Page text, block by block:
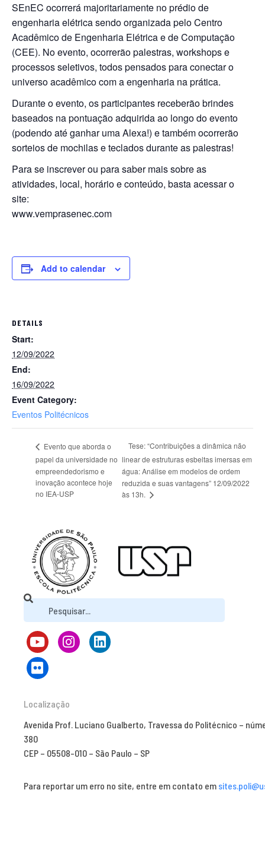
SEnEC ocorrerá majoritariamente no prédio de
engenharia elétrica sendo organizada pelo Centro
Acadêmico de Engenharia Elétrica e de Computação
(CEE). No evento, ocorrerão palestras, workshops e
processos seletivos, todos pensados para conectar o
universo acadêmico com a engenharia na prática.
Durante o evento, os participantes receberão brindes
baseados na pontuação adquirida ao longo do evento
(podendo até ganhar uma Alexa!) e também ocorrerão
sorteios de mochilas e teclados durante as palestras!
Para se inscrever ou para saber mais sobre as
atividades, local, horário e conteúdo, basta acessar o
site:
www.vemprasenec.com
Add to calendar
DETAILS
Start:
12/09/2022
End:
16/09/2022
Event Category:
Eventos Politécnicos
Evento que aborda o
papel da universidade no
empreendedorismo e
inovação acontece hoje
no IEA-USP
Tese: “Contribuições a dinâmica não
linear de estruturas esbeltas imersas em
água: Análise em modelos de ordem
reduzida e suas vantagens” 12/09/2022
às 13h.
Localização
Avenida Prof. Luciano Gualberto, Travessa do Politécnico –
380
CEP – 05508-010 – São Paulo – SP
Para reportar um erro no site, entre em contato em